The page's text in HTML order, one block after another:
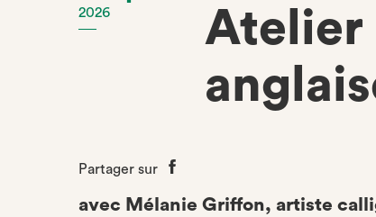
2026
Atelier
Partager sur
Partager
Facebook
avec Mélanie Griffon, artiste